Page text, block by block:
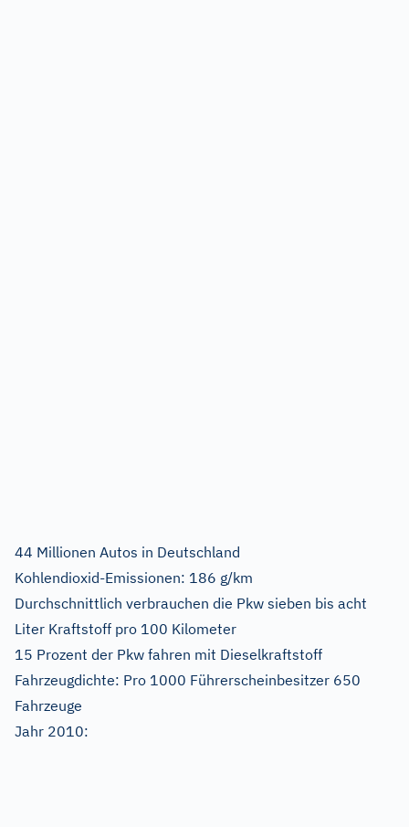
44 Millionen Autos in Deutschland
Kohlendioxid-Emissionen: 186 g/km
Durchschnittlich verbrauchen die Pkw sieben bis acht
Liter Kraftstoff pro 100 Kilometer
15 Prozent der Pkw fahren mit Dieselkraftstoff
Fahrzeugdichte: Pro 1000 Führerscheinbesitzer 650
Fahrzeuge
Jahr 2010: